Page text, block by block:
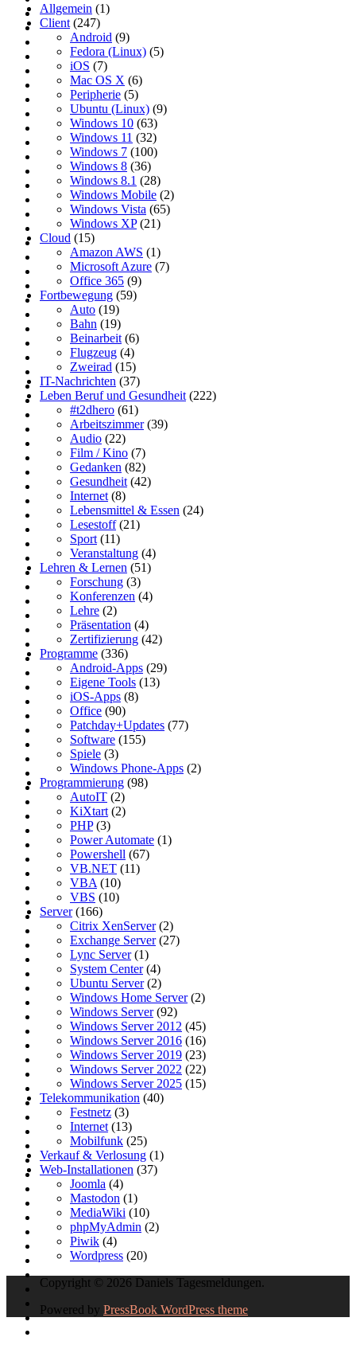
Allgemein (1)
Client (247)
Android (9)
Fedora (Linux) (5)
iOS (7)
Mac OS X (6)
Peripherie (5)
Ubuntu (Linux) (9)
Windows 10 (63)
Windows 11 (32)
Windows 7 (100)
Windows 8 (36)
Windows 8.1 (28)
Windows Mobile (2)
Windows Vista (65)
Windows XP(21)
Cloud (15)
Amazon AWS (1)
Microsoft Azure (7)
Office 365 (9)
Fortbewegung (59)
Auto (19)
Bahn (19)
Beinarbeit (6)
Flugzeug (4)
Zweirad (15)
IT-Nachrichten (37)
Leben Beruf und Gesundheit (222)
#t2dhero (61)
Arbeitszimmer(39)
Audio (22)
Film / Kino (7)
Gedanken (82)
Gesundheit (42)
Internet (8)
Lebensmittel & Essen (24)
Lesestoff(21)
Sport (11)
Veranstaltung (4)
Lehren & Lernen (51)
Forschung (3)
Konferenzen (4)
Lehre (2)
Präsentation (4)
Zertifizierung (42)
Programme (336)
Android-Apps (29)
Eigene Tools (13)
iOS-Apps (8)
Office (90)
Patchday+Updates (77)
Software (155)
Spiele (3)
Windows Phone-Apps (2)
Programmierung (98)
AutoIT (2)
KiXtart (2)
PHP(3)
Power Automate (1)
Powershell (67)
VB.NET (11)
VBA (10)
VBS (10)
Server(166)
Citrix XenServer(2)
Exchange Server(27)
Lync Server(1)
System Center(4)
Ubuntu Server(2)
Windows Home Server(2)
Windows Server(92)
Windows Server 2012 (45)
Windows Server 2016 (16)
Windows Server 2019 (23)
Windows Server 2022 (22)
Windows Server 2025 (15)
Telekommunikation (40)
Festnetz (3)
Internet (13)
Mobilfunk (25)
Verkauf & Verlosung (1)
Web-Installationen (37)
Joomla (4)
Mastodon (1)
MediaWiki (10)
phpMyAdmin (2)
Piwik (4)
Wordpress (20)
Copyright © 2026 Daniels Tagesmeldungen.
Powered by PressBook WordPress theme